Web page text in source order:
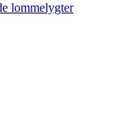
lommelygter